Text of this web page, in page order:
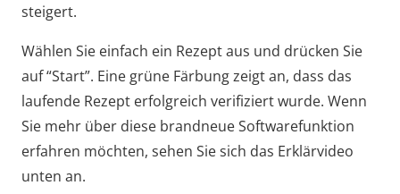
steigert.
Wählen Sie einfach ein Rezept aus und drücken Sie
auf “Start”. Eine grüne Färbung zeigt an, dass das
laufende Rezept erfolgreich verifiziert wurde. Wenn
Sie mehr über diese brandneue Softwarefunktion
erfahren möchten, sehen Sie sich das Erklärvideo
unten an.